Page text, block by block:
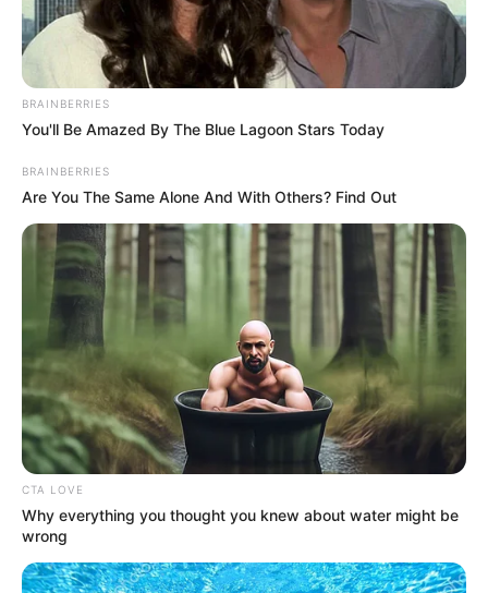
BRAINBERRIES
You'll Be Amazed By The Blue Lagoon Stars Today
BRAINBERRIES
Are You The Same Alone And With Others? Find Out
CTA LOVE
Why everything you thought you knew about water might be
wrong